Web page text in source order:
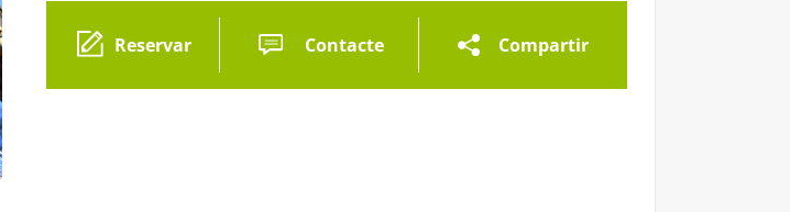
Reservar Contacte Compartir